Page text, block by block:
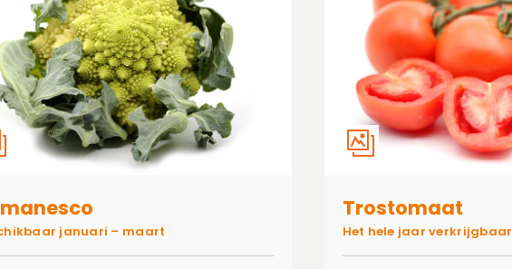
januari – maart
Trostomaat
Het hele jaar verkrijgbaar